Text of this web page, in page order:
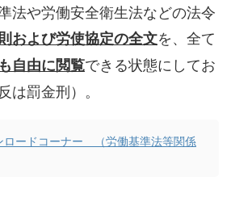
法や労働安全衛生法などの法令
および労使協定の全文を、全て
自由に閲覧できる状態にしてお
は罰金刑）。
ロードコーナー （労働基準法等関係